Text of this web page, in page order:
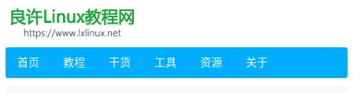
首页 教程 干货 工具 资源 关于